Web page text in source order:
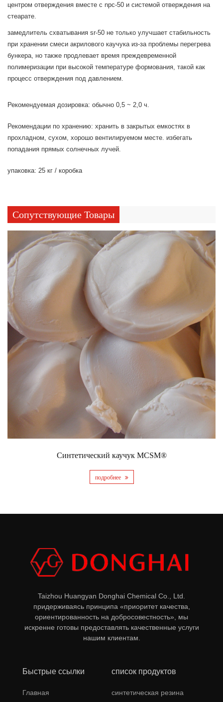
центром отверждения вместе с npc-50 и системой отверждения на
стеарате.
замедлитель схватывания sr-50 не только улучшает стабильность
при хранении смеси акрилового каучука из-за проблемы перегрева
бункера, но также продлевает время преждевременной
полимеризации при высокой температуре формования, такой как
процесс отверждения под давлением.
Рекомендуемая дозировка: обычно 0,5 ~ 2,0 ч.
Рекомендации по хранению: хранить в закрытых емкостях в
прохладном, сухом, хорошо вентилируемом месте. избегать
попадания прямых солнечных лучей.
упаковка: 25 кг / коробка
Сопутствующие Товары
Синтетический каучук MCSM®
подробнее
Taizhou Huangyan Donghai Chemical Co., Ltd.
придерживаясь принципа «приоритет качества,
ориентированность на добросовестность», мы
искренне готовы предоставлять качественные услуги
нашим клиентам.
Быстрые ссылки
Главная
список продуктов
синтетическая резина